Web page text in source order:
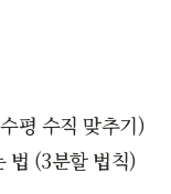
평 수직 맞추기)
법 (3분할 법칙)